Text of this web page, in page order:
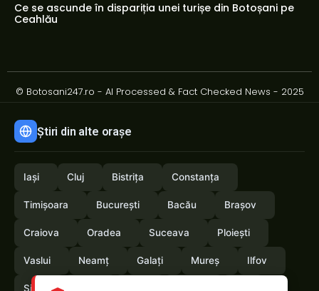
Ce se ascunde în dispariția unei turișe din Botoșani pe
Ceahlău
© Botosani247.ro - AI Processed & Fact Checked News - 2025
Știri din alte orașe
Iași Cluj Bistrița Constanța
Timișoara București Bacău Brașov
Craiova Oradea Suceava Ploiești
Vaslui Neamț Galați Mureș Ilfov
Sibiu